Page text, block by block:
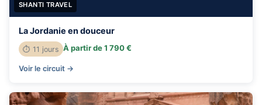
SHANTI TRAVEL
La Jordanie en douceur
⏱ 11 jours À partir de 1 790 €
Voir le circuit →